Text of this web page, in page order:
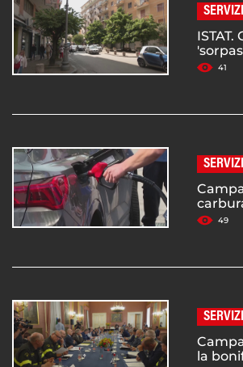
SERVIZI
ISTAT.
41
SERVIZI
49
SERVIZI
la